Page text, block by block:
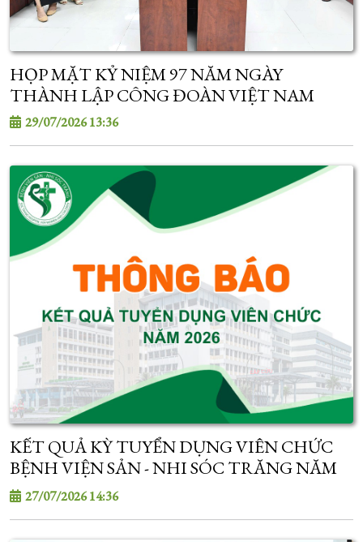
HỌP MẶT KỶ NIỆM 97 NĂM NGÀY
THÀNH LẬP CÔNG ĐOÀN VIỆT NAM
29/07/2026 13:36
KẾT QUẢ KỲ TUYỂN DỤNG VIÊN CHỨC
BỆNH VIỆN SẢN - NHI SÓC TRĂNG NĂM
2026
27/07/2026 14:36